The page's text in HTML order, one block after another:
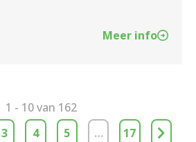
Meer info
1 - 10 van 162
3 4 5 … 17